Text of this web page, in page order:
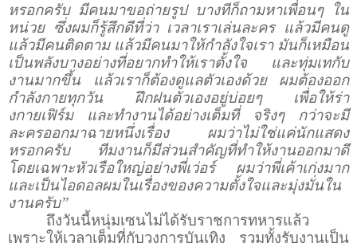
หรอกครับ มีคนมาขอถ่ายรูป บางทีก็ถามหาเพื่อนๆ ใน
หน่วย ซึ่งผมก็รู้สึกดีที่ว่า เวลาเราเล่นละคร แล้วมีคนดู
แล้วมีคนติดตาม แล้วมีคนมาให้กำลังใจเรา มันก็เหมือน
เป็นพลังบางอย่างที่อยากทำให้เราตั้งใจ และทุ่มเทกับ
งานมากขึ้น แล้วเราก็ต้องดูแลตัวเองด้วย ผมต้องออก
กำลังกายทุกวัน ฝึกฝนตัวเองอยู่บ่อยๆ เพื่อให้ร่า
งกายเฟิร์ม และทำงานได้อย่างเต็มที่ จริงๆ กว่าจะมี
ละครออกมาฉายหนึ่งเรื่อง ผมว่าไม่ใช่แค่นักแสดง
หรอกครับ ทีมงานก็มีส่วนสำคัญที่ทำให้งานออกมาดี
โดยเฉพาะหัวเรือใหญ่อย่างพี่เว่อร์ ผมว่าพี่เค้าเก่งมาก
และเป็นไอดอลผมในเรื่องของความตั้งใจและมุ่งมั่นใน
งานครับ”
ถึงวันนี้หนุ่มเซนไม่ได้รับราชการทหารแล้ว
เพราะให้เวลาเต็มที่กับวงการบันเทิง รวมทั้งรับงานเป็น